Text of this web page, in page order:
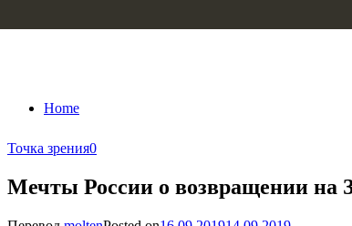
Home
Точка зрения0
Мечты России о возвращении на